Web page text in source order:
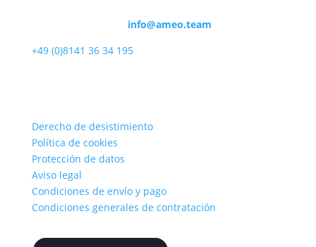
info@ameo.team
+49 (0)8141 36 34 195
Derecho de desistimiento
Política de cookies
Protección de datos
Aviso legal
Condiciones de envío y pago
Condiciones generales de contratación